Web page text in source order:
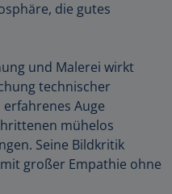
die gutes
und Malerei wirkt
technischer
Auge
mühelos
Seine Bildkritik
großer Empathie ohne